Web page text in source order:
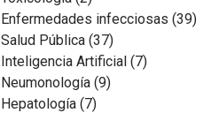
Enfermedades infecciosas (39)
Salud Pública (37)
Inteligencia Artificial (7)
Neumonología (9)
Hepatología (7)